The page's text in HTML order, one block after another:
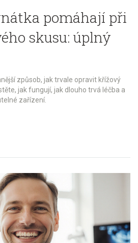
pomáhají při
skusu: úplný
způsob, jak trvale opravit křížový
jak fungují, jak dlouho trvá léčba a
zařízení.